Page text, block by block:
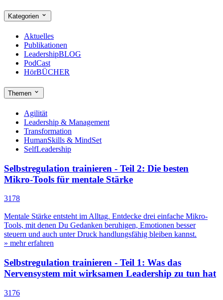
Kategorien
Aktuelles
Publikationen
LeadershipBLOG
PodCast
HörBÜCHER
Themen
Agilität
Leadership & Management
Transformation
HumanSkills & MindSet
SelfLeadership
Selbstregulation trainieren - Teil 2: Die besten
Mikro-Tools für mentale Stärke
3178
Mentale Stärke entsteht im Alltag. Entdecke drei einfache Mikro-
Tools, mit denen Du Gedanken beruhigen, Emotionen besser
steuern und auch unter Druck handlungsfähig bleiben kannst.
» mehr erfahren
Selbstregulation trainieren - Teil 1: Was das
Nervensystem mit wirksamen Leadership zu tun hat
3176